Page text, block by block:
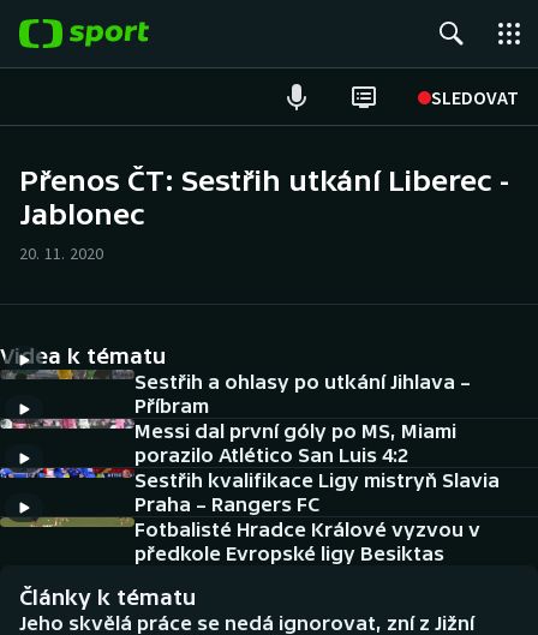
SLEDOVAT
Hokej
Cyklistika
DALŠÍ SPORTY
Americký fotbal
Baseball a softbal
Basketbal
NEPŘEHLÉDNĚTE
Historické návraty
Přenos ČT: Sestřih utkání Liberec -
Jablonec
20. 11. 2020
Videa k tématu
Sestřih a ohlasy po utkání Jihlava –
Příbram
Messi dal první góly po MS, Miami
porazilo Atlético San Luis 4:2
Sestřih kvalifikace Ligy mistryň Slavia
Praha – Rangers FC
Fotbalisté Hradce Králové vyzvou v
předkole Evropské ligy Besiktas
Články k tématu
Jeho skvělá práce se nedá ignorovat, zní z Jižní